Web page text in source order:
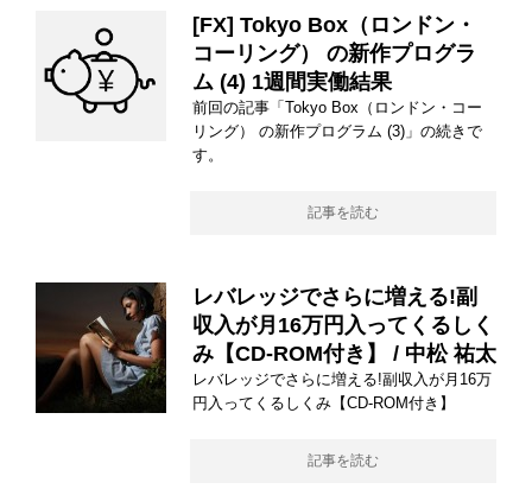
[FX] Tokyo Box（ロンドン・
コーリング） の新作プログラ
ム (4) 1週間実働結果
前回の記事「Tokyo Box（ロンドン・コー
リング） の新作プログラム (3)」の続きで
す。
記事を読む
レバレッジでさらに増える!副
収入が月16万円入ってくるしく
み【CD-ROM付き】 / 中松 祐太
レバレッジでさらに増える!副収入が月16万
円入ってくるしくみ【CD-ROM付き】
記事を読む